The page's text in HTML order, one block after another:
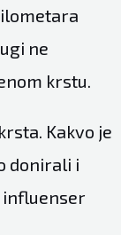
ne
krstu.
Kakvo je
donirali i
influenser